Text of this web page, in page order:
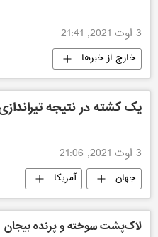
3 اوت 2021, 21:41
خارج از خبرها
یک کشته در نتیجه
3 اوت 2021, 21:06
جهان آمریکا
لاک‌پشت سوخته و پرنده بیجان